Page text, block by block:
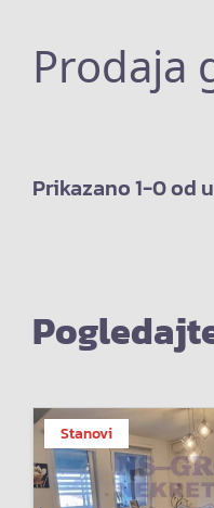
Prodaja
Prikazano 1-0 od
Stanovi